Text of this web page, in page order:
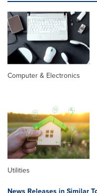
Computer & Electronics
Utilities